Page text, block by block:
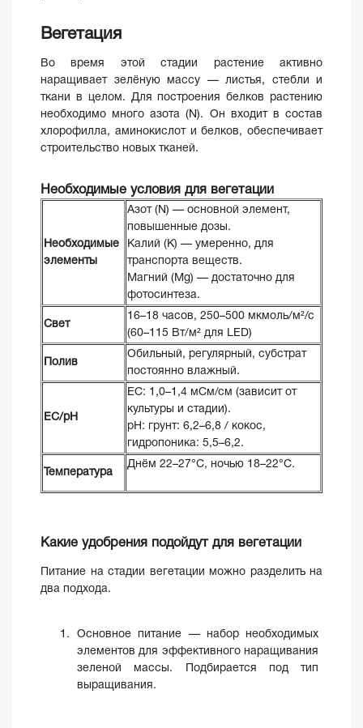
Вегетация
Во время этой стадии растение активно
наращивает зелёную массу — листья, стебли и
ткани в целом. Для построения белков растению
необходимо много азота (N). Он входит в состав
хлорофилла, аминокислот и белков, обеспечивает
строительство новых тканей.
Необходимые условия для вегетации
Необходимые
элементы
Азот (N) — основной элемент,
повышенные дозы.
Калий (K) — умеренно, для
транспорта веществ.
Магний (Mg) — достаточно для
фотосинтеза.
Свет
16–18 часов, 250–500 мкмоль/м²/с
(60–115 Вт/м² для LED)
Полив
Обильный, регулярный, субстрат
постоянно влажный.
ЕС/pH
EC: 1,0–1,4 мСм/см (зависит от
культуры и стадии).
pH: грунт: 6,2–6,8 / кокос,
гидропоника: 5,5–6,2.
Температура
Днём 22–27°C, ночью 18–22°C.
Какие удобрения подойдут для вегетации
Питание на стадии вегетации можно разделить на
два подхода.
Основное питание — набор необходимых
элементов для эффективного наращивания
зеленой массы. Подбирается под тип
выращивания.